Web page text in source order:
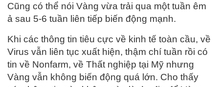
Cũng có thể nói Vàng vừa trải qua một tuần êm
ả sau 5-6 tuần liên tiếp biến động mạnh.
Khi các thông tin tiêu cực về kinh tế toàn cầu, về
Virus vẫn liên tục xuất hiện, thậm chí tuần rồi có
tin về Nonfarm, về Thất nghiệp tại Mỹ nhưng
Vàng vẫn không biến động quá lớn. Cho thấy